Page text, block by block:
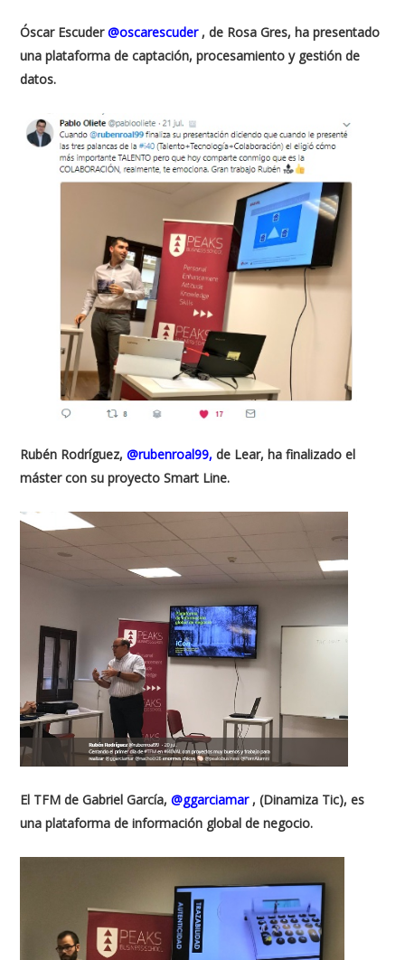
Óscar Escuder@oscarescuder, de Rosa Gres, ha presentado
una plataforma de captación, procesamiento y gestión de
datos.
Rubén Rodríguez,@rubenroal99, de Lear, ha finalizado el
máster con su proyecto Smart Line.
El TFM de Gabriel García,@ggarciamar , (Dinamiza Tic), es
una plataforma de información global de negocio.